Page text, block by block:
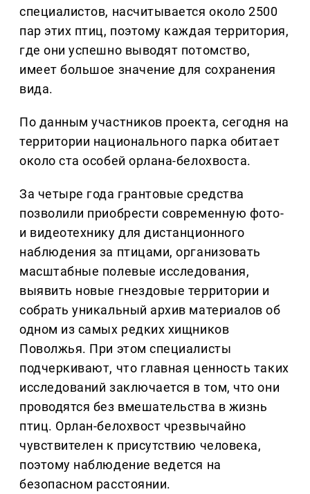
специалистов, насчитывается около 2500
пар этих птиц, поэтому каждая территория,
где они успешно выводят потомство,
имеет большое значение для сохранения
вида.
По данным участников проекта, сегодня на
территории национального парка обитает
около ста особей орлана-белохвоста.
За четыре года грантовые средства
позволили приобрести современную фото-
и видеотехнику для дистанционного
наблюдения за птицами, организовать
масштабные полевые исследования,
выявить новые гнездовые территории и
собрать уникальный архив материалов об
одном из самых редких хищников
Поволжья. При этом специалисты
подчеркивают, что главная ценность таких
исследований заключается в том, что они
проводятся без вмешательства в жизнь
птиц. Орлан-белохвост чрезвычайно
чувствителен к присутствию человека,
поэтому наблюдение ведется на
безопасном расстоянии.